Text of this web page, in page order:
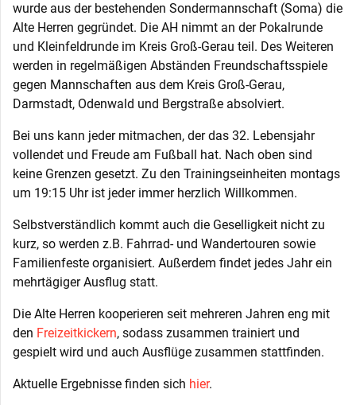
wurde aus der bestehenden Sondermannschaft (Soma) die
Alte Herren gegründet. Die AH nimmt an der Pokalrunde
und Kleinfeldrunde im Kreis Groß-Gerau teil. Des Weiteren
werden in regelmäßigen Abständen Freundschaftsspiele
gegen Mannschaften aus dem Kreis Groß-Gerau,
Darmstadt, Odenwald und Bergstraße absolviert.
Bei uns kann jeder mitmachen, der das 32. Lebensjahr
vollendet und Freude am Fußball hat. Nach oben sind
keine Grenzen gesetzt. Zu den Trainingseinheiten montags
um 19:15 Uhr ist jeder immer herzlich Willkommen.
Selbstverständlich kommt auch die Geselligkeit nicht zu
kurz, so werden z.B. Fahrrad- und Wandertouren sowie
Familienfeste organisiert. Außerdem findet jedes Jahr ein
mehrtägiger Ausflug statt.
Die Alte Herren kooperieren seit mehreren Jahren eng mit
den Freizeitkickern, sodass zusammen trainiert und
gespielt wird und auch Ausflüge zusammen stattfinden.
Aktuelle Ergebnisse finden sich hier.